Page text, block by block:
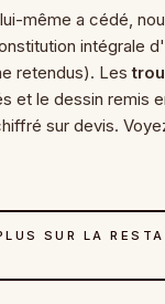
même a cédé,
intégrale
retendus). Les
et le dessin remis
sur devis.
SUR LA